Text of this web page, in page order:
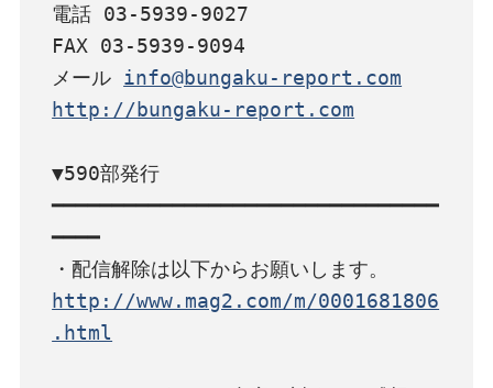
電話 03-5939-9027
FAX 03-5939-9094
メール info@bungaku-report.com
http://bungaku-report.com
▼590部発行
━━━━━━━━━━━━━━━━━━━━━━━━━━━━━━━━
━━━━
http://www.mag2.com/m/0001681806
.html